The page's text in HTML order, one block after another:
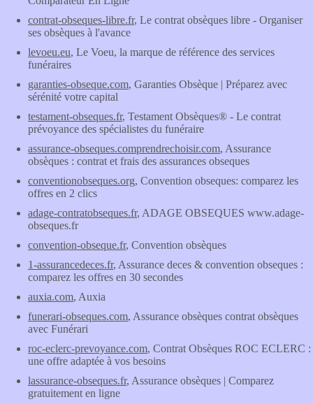
contrat-obseques-libre.fr, Le contrat obsèques libre - Organiser
ses obsèques à l'avance
levoeu.eu, Le Voeu, la marque de référence des services
funéraires
garanties-obseque.com, Garanties Obsèque | Préparez avec
sérénité votre capital
testament-obseques.fr, Testament Obsèques® - Le contrat
prévoyance des spécialistes du funéraire
assurance-obseques.comprendrechoisir.com, Assurance
obsèques : contrat et frais des assurances obseques
conventionobseques.org, Convention obseques: comparez les
offres en 2 clics
adage-contratobseques.fr, ADAGE OBSEQUES www.adage-
obseques.fr
convention-obseque.fr, Convention obsèques
1-assurancedeces.fr, Assurance deces & convention obseques :
comparez les offres en 30 secondes
auxia.com, Auxia
funerari-obseques.com, Assurance obsèques contrat obsèques
avec Funérari
roc-eclerc-prevoyance.com, Contrat Obsèques ROC ECLERC :
une offre adaptée à vos besoins
lassurance-obseques.fr, Assurance obsèques | Comparez
gratuitement en ligne